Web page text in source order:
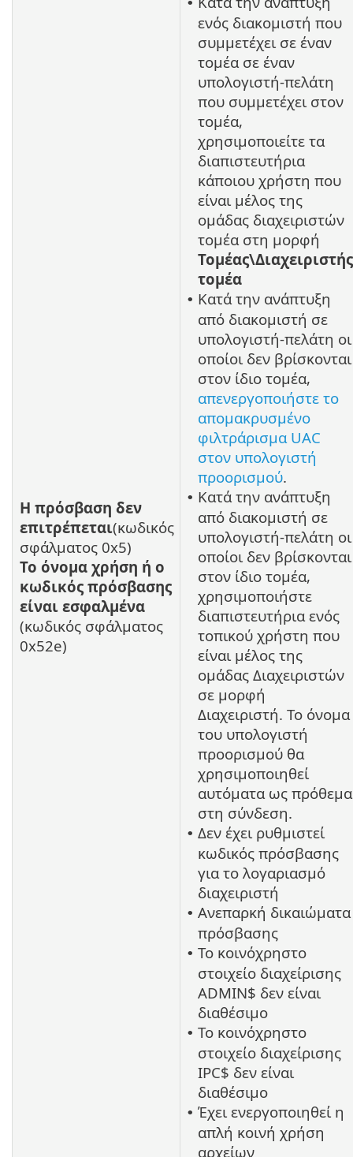
Η πρόσβαση δεν
επιτρέπεται(κωδικός
σφάλματος 0x5)
Το όνομα χρήση ή ο
κωδικός πρόσβασης
είναι εσφαλμένα
(κωδικός σφάλματος
0x52e)
ενός διακομιστή που
συμμετέχει σε έναν
τομέα σε έναν
υπολογιστή-πελάτη
που συμμετέχει στον
τομέα,
χρησιμοποιείτε τα
διαπιστευτήρια
κάποιου χρήστη που
είναι μέλος της
ομάδας διαχειριστών
τομέα στη μορφή
Τομέας\Διαχειριστής
τομέα
• Κατά την ανάπτυξη
από διακομιστή σε
υπολογιστή-πελάτη οι
οποίοι δεν βρίσκονται
στον ίδιο τομέα,
απενεργοποιήστε το
απομακρυσμένο
φιλτράρισμα UAC
στον υπολογιστή
προορισμού.
• Κατά την ανάπτυξη
από διακομιστή σε
υπολογιστή-πελάτη οι
οποίοι δεν βρίσκονται
στον ίδιο τομέα,
χρησιμοποιήστε
διαπιστευτήρια ενός
τοπικού χρήστη που
είναι μέλος της
ομάδας Διαχειριστών
σε μορφή
Διαχειριστή. Το όνομα
του υπολογιστή
προορισμού θα
χρησιμοποιηθεί
αυτόματα ως πρόθεμα
στη σύνδεση.
• Δεν έχει ρυθμιστεί
κωδικός πρόσβασης
για το λογαριασμό
διαχειριστή
• Ανεπαρκή δικαιώματα
πρόσβασης
• Το κοινόχρηστο
στοιχείο διαχείρισης
ADMIN$ δεν είναι
διαθέσιμο
• Το κοινόχρηστο
στοιχείο διαχείρισης
IPC$ δεν είναι
διαθέσιμο
• Έχει ενεργοποιηθεί η
απλή κοινή χρήση
αρχείων